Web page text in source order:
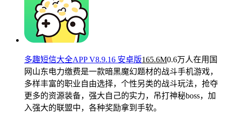
多趣短信大全APP V8.9.16 安卓版165.6M0.6万人在用 国
网山东电力缴费是一款暗黑魔幻题材的战斗手机游戏，
多样丰富的职业自由选择，个性另类的战斗玩法，抢夺
更多的资源装备，强大自己的实力，吊打神秘boss，加
入强大的联盟中，各种奖励拿到手软。